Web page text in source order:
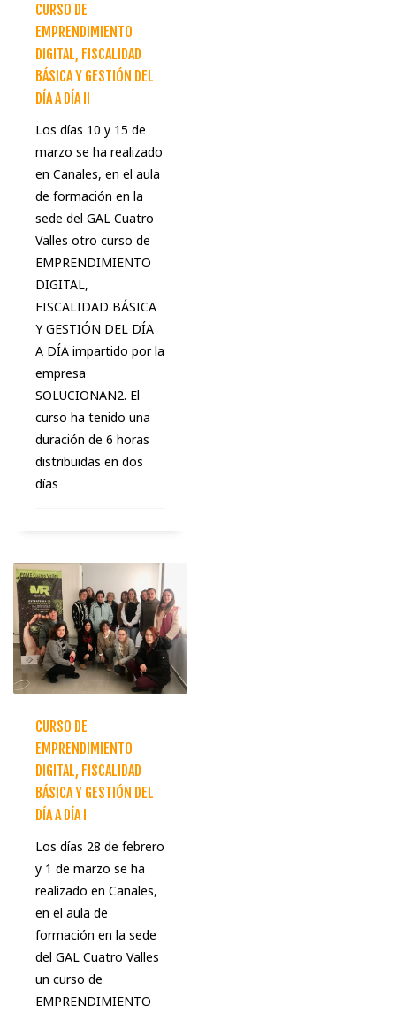
CURSO DE
EMPRENDIMIENTO
DIGITAL, FISCALIDAD
BÁSICA Y GESTIÓN DEL
DÍA A DÍA II
Los días 10 y 15 de
marzo se ha realizado
en Canales, en el aula
de formación en la
sede del GAL Cuatro
Valles otro curso de
EMPRENDIMIENTO
DIGITAL,
FISCALIDAD BÁSICA
Y GESTIÓN DEL DÍA
A DÍA impartido por la
empresa
SOLUCIONAN2. El
curso ha tenido una
duración de 6 horas
distribuidas en dos
días
CURSO DE
EMPRENDIMIENTO
DIGITAL, FISCALIDAD
BÁSICA Y GESTIÓN DEL
DÍA A DÍA I
Los días 28 de febrero
y 1 de marzo se ha
realizado en Canales,
en el aula de
formación en la sede
del GAL Cuatro Valles
un curso de
EMPRENDIMIENTO